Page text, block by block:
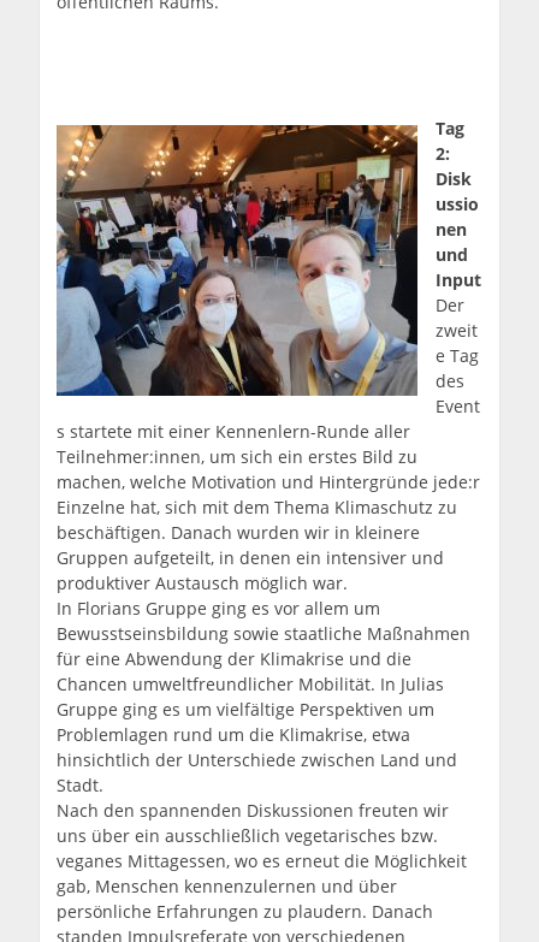
Tag
2:
Disk
ussio
nen
und
Input
Der
zweit
e Tag
des
Event
s startete mit einer Kennenlern-Runde aller
Teilnehmer:innen, um sich ein erstes Bild zu
machen, welche Motivation und Hintergründe jede:r
Einzelne hat, sich mit dem Thema Klimaschutz zu
beschäftigen. Danach wurden wir in kleinere
Gruppen aufgeteilt, in denen ein intensiver und
produktiver Austausch möglich war.
In Florians Gruppe ging es vor allem um
Bewusstseinsbildung sowie staatliche Maßnahmen
für eine Abwendung der Klimakrise und die
Chancen umweltfreundlicher Mobilität. In Julias
Gruppe ging es um vielfältige Perspektiven um
Problemlagen rund um die Klimakrise, etwa
hinsichtlich der Unterschiede zwischen Land und
Stadt.
Nach den spannenden Diskussionen freuten wir
uns über ein ausschließlich vegetarisches bzw.
veganes Mittagessen, wo es erneut die Möglichkeit
gab, Menschen kennenzulernen und über
persönliche Erfahrungen zu plaudern. Danach
standen Impulsreferate von verschiedenen